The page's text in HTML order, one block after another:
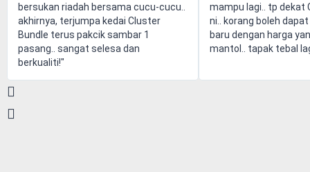
bersukan riadah bersama cucu-cucu..
akhirnya, terjumpa kedai Cluster
Bundle terus pakcik sambar 1
pasang.. sangat selesa dan
berkualiti!"
mampu lagi.. tp dekat
ni.. korang boleh
baru dengan harga
mantol.. tapak tebal